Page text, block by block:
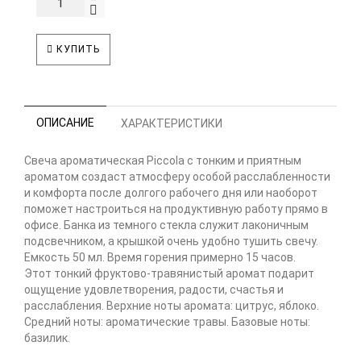
КУПИТЬ
ОПИСАНИЕ ХАРАКТЕРИСТИКИ
Свеча ароматическая Piccola с тонким и приятным
ароматом создаст атмосферу особой расслабленности
и комфорта после долгого рабочего дня или наоборот
поможет настроиться на продуктивную работу прямо в
офисе. Банка из темного стекла служит лаконичным
подсвечником, а крышкой очень удобно тушить свечу.
Емкость 50 мл. Время горения примерно 15 часов.
Этот тонкий фруктово-травянистый аромат подарит
ощущение удовлетворения, радости, счастья и
расслабления. Верхние ноты аромата: цитрус, яблоко.
Средний ноты: ароматические травы. Базовые ноты:
базилик.